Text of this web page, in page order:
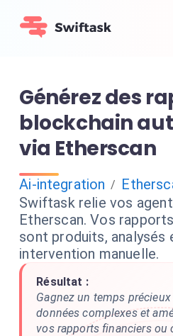
Générez des
blockchain
via Etherscan
Ai-integration /
Swiftask relie vos
Etherscan. Vos
sont produits, analysés
intervention manuelle.
Résultat :
Gagnez un temps
données complexes et
vos rapports financiers ou